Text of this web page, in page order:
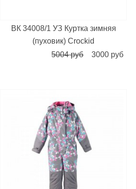
ВК 34008/1 УЗ Куртка зимняя
(пуховик) Crockid
5004 руб
3000 руб